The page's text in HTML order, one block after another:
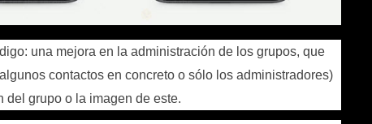
una mejora en la administración de los grupos, que
contactos en concreto o sólo los administradores)
grupo o la imagen de este.